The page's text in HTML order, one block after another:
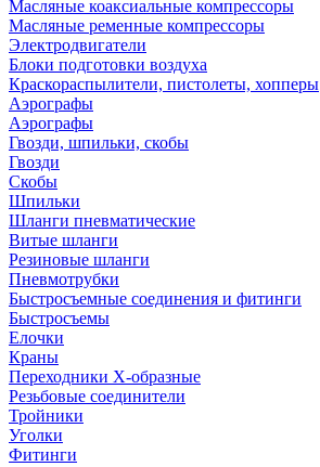
Масляные коаксиальные компрессоры
Масляные ременные компрессоры
Электродвигатели
Блоки подготовки воздуха
Краскораспылители, пистолеты, хопперы
Аэрографы
Аэрографы
Гвозди, шпильки, скобы
Гвозди
Скобы
Шпильки
Шланги пневматические
Витые шланги
Резиновые шланги
Пневмотрубки
Быстросъемные соединения и фитинги
Быстросъемы
Елочки
Краны
Переходники Х-образные
Резьбовые соединители
Тройники
Уголки
Фитинги